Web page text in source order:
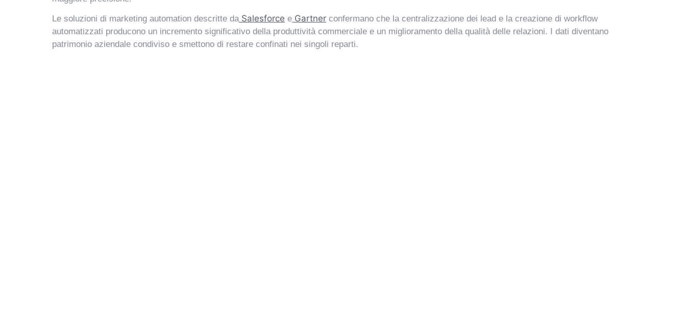
Le soluzioni di marketing automation descritte da Salesforce e Gartner confermano che la centralizzazione dei lead e la creazione di workflow
automatizzati producono un incremento significativo della produttività commerciale e un miglioramento della qualità delle relazioni. I dati diventano
patrimonio aziendale condiviso e smettono di restare confinati nei singoli reparti.